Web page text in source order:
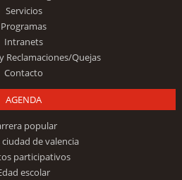
Servicios
Programas
Intranets
Reclamaciones/Quejas
Contacto
AGENDA
popular
de valencia
participativos
escolar